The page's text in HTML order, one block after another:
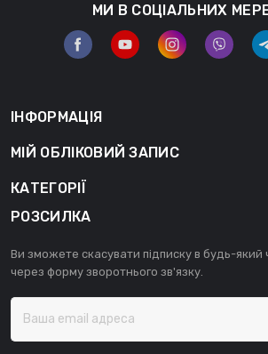
МИ В СОЦІАЛЬНИХ
ІНФОРМАЦІЯ
МІЙ ОБЛІКОВИЙ ЗАПИС
КАТЕГОРІЇ
РОЗСИЛКА
Ви зможете скасувати підписку в будь-
через форму зворотнього зв'язку.